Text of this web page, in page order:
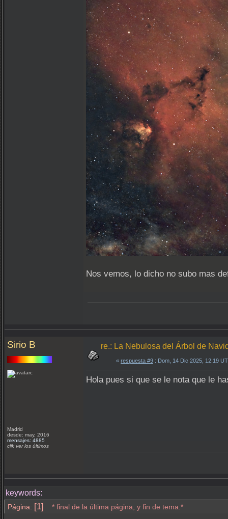
Nos vemos, lo dicho no subo mas
Sirio B
Madrid
desde: may, 2016
mensajes: 4885
clik ver los últimos
re.: La Nebulosa del Árbol de
« respuesta #9 : Dom, 14 Dic 2025, 12:19
Hola pues si que se le nota que le
keywords:
Página: [1] * final de la última página, y fin de tema.*